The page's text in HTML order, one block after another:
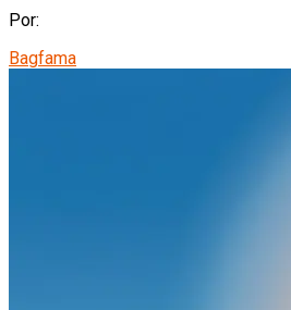
Por:
Bagfama